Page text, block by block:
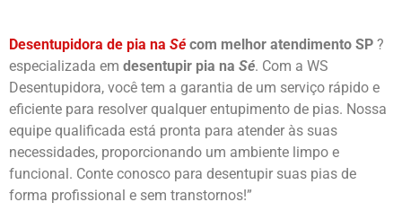
Desentupidora de pia na Sé com melhor atendimento SP ?
especializada em desentupir pia na Sé. Com a WS
Desentupidora, você tem a garantia de um serviço rápido e
eficiente para resolver qualquer entupimento de pias. Nossa
equipe qualificada está pronta para atender às suas
necessidades, proporcionando um ambiente limpo e
funcional. Conte conosco para desentupir suas pias de
forma profissional e sem transtornos!”